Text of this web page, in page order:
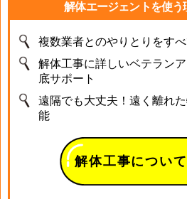
解体エージェントを使う
複数業者とのやりとりをすべ
解体工事に詳しいベテラン
底サポート
遠隔でも大丈夫！遠く離れ
能
解体工事につい